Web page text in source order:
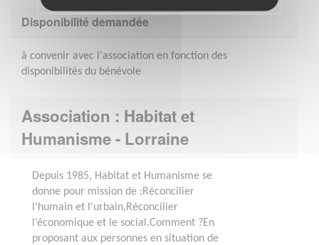
Disponibilité demandée
à convenir avec l'association en fonction des
disponibilités du bénévole
Association : Habitat et
Humanisme - Lorraine
Depuis 1985, Habitat et Humanisme se
donne pour mission de :Réconcilier
l’humain et l’urbain,Réconcilier
l’économique et le social.Comment ?En
proposant aux personnes en situation de